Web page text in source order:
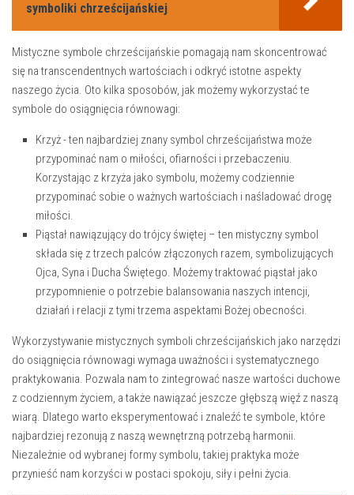
symboliki chrześcijańskiej
Mistyczne symbole ⁤chrześcijańskie⁤ pomagają nam skoncentrować
się na transcendentnych wartościach i odkryć istotne ‍aspekty
⁤naszego życia. ⁣Oto ⁢kilka sposobów, jak możemy wykorzystać te
symbole do osiągnięcia równowagi:
Krzyż-⁤ ten najbardziej znany symbol ⁢chrześcijaństwa ‍może
przypominać nam ‌o miłości, ofiarności i ⁢przebaczeniu.
Korzystając z krzyża jako symbolu, możemy codziennie
przypominać⁢ sobie o ważnych wartościach i naśladować drogę
miłości.
Piąstał nawiązujący do trójcy świętej – ten mistyczny⁤ symbol
składa się z trzech palców złączonych ⁤razem, symbolizujących ​
Ojca, Syna i Ducha‍ Świętego. Możemy traktować piąstał⁣ jako
przypomnienie‌ o potrzebie balansowania naszych intencji,
działań i relacji ​z tymi ⁣trzema aspektami Bożej obecności.
Wykorzystywanie mistycznych symboli chrześcijańskich jako narzędzi⁤
do osiągnięcia równowagi wymaga uważności i ⁤systematycznego
praktykowania. Pozwala nam to ‍zintegrować nasze wartości duchowe
⁣z codziennym⁢ życiem, a ‍także nawiązać jeszcze głębszą więź z naszą
wiarą.‍ Dlatego warto eksperymentować​ i znaleźć te symbole, które
najbardziej⁤ rezonują z ⁣naszą ‌wewnętrzną potrzebą harmonii.
Niezależnie od wybranej formy symbolu,⁤ takiej praktyka może
przynieść nam korzyści w postaci spokoju, siły i ⁢pełni życia.